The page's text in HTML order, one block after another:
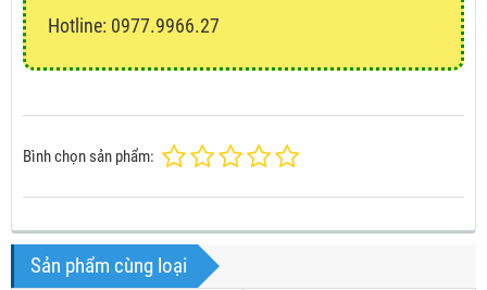
Hotline: 0977.9966.27
Bình chọn sản phẩm:
Sản phẩm cùng loại